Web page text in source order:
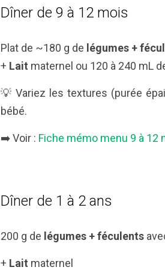
Dîner de 9 à 12 mois
Plat de ~180 g de légumes +
+ Lait maternel ou 120 à 240 mL
💡 Variez les textures (purée
bébé.
➡️ Voir : Fiche mémo menu 9 à 12
Dîner de 1 à 2 ans
200 g de légumes + féculents
+ Lait maternel